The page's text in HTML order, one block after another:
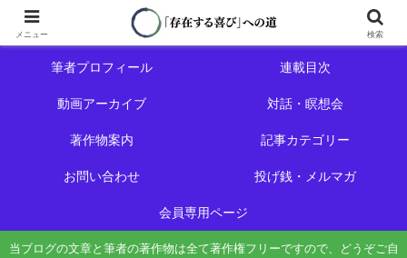
初めての方へ
筆者プロフィール 連載目次
動画アーカイブ 対話・瞑想会
著作物案内 記事カテゴリー
お問い合わせ 投げ銭・メルマガ
会員専用ページ
当ブログの文章と筆者の著作物は全て著作権フリーですので、どうぞご自
メニュー 検索